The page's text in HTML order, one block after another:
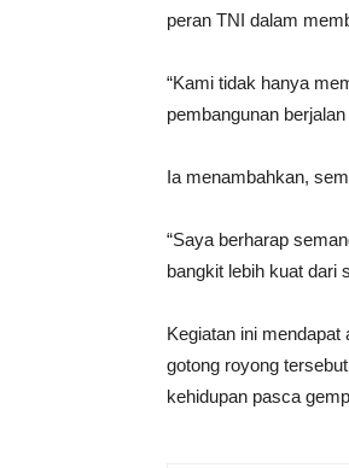
peran TNI dalam
“Kami tidak hanya
pembangunan
Ia menambahkan,
“Saya berharap
bangkit lebih kuat dari
Kegiatan ini
gotong royong
kehidupan pasca